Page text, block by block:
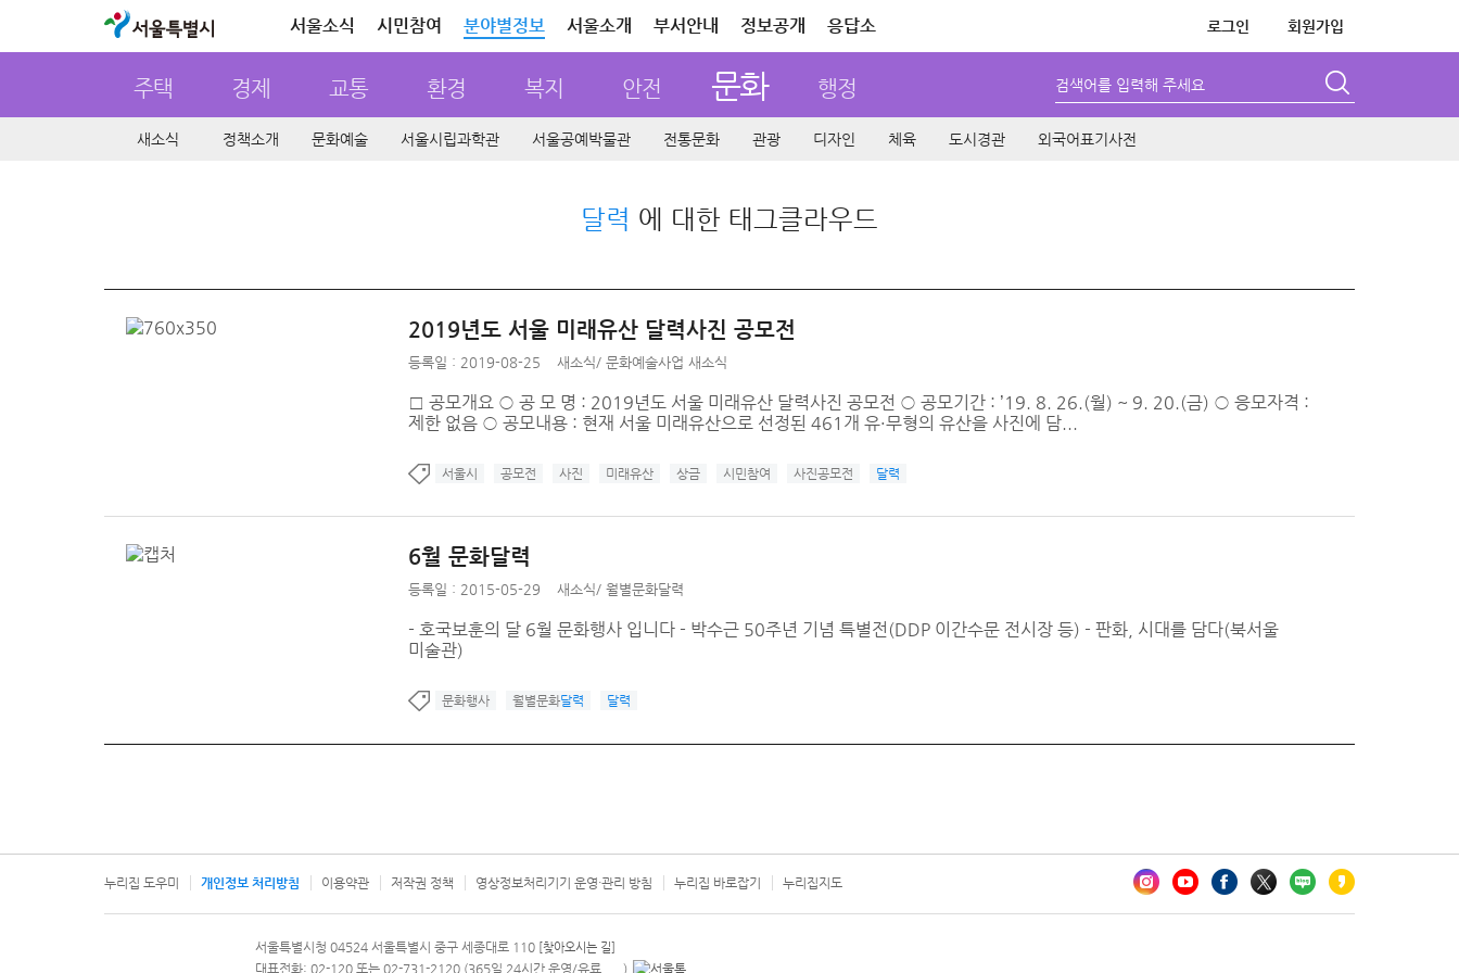
서울특별시 서울소식 시민참여 분야별정보 서울소개 부서안내 정보공개 응답소 로그인 회원가입
주택 경제 교통 환경 복지 안전 문화 행정 검색어를 입력해 주세요
새소식 정책소개 문화예술 서울시립과학관 서울공예박물관 전통문화 관광 디자인 체육 도시경관 외국어표기사전
달력 에 대한 태그클라우드
2019년도 서울 미래유산 달력사진 공모전
등록일 : 2019-08-25 새소식/ 문화예술사업 새소식
□ 공모개요 ○ 공 모 명 : 2019년도 서울 미래유산 달력사진 공모전 ○ 공모기간 : ’19. 8. 26.(월) ~ 9. 20.(금) ○ 응모자격 :
제한 없음 ○ 공모내용 : 현재 서울 미래유산으로 선정된 461개 유·무형의 유산을 사진에 담...
서울시 공모전 사진 미래유산 상금 시민참여 사진공모전 달력
6월 문화달력
등록일 : 2015-05-29 새소식/ 월별문화달력
- 호국보훈의 달 6월 문화행사 입니다 - 박수근 50주년 기념 특별전(DDP 이간수문 전시장 등) - 판화, 시대를 담다(북서울
미술관)
문화행사 월별문화달력 달력
누리집 도우미 개인정보 처리방침 이용약관 저작권 정책 영상정보처리기기 운영·관리 방침 누리집 바로잡기 누리집지도
문의 전화번호 120, 120 다산콜재단
서울특별시청 04524 서울특별시 중구 세종대로 110 [찾아오시는 길]
대표전화: 02-120 또는 02-731-2120 (365일 24시간 운영/유료 )